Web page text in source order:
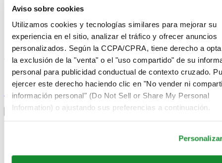
Aviso sobre cookies
Utilizamos cookies y tecnologías similares para mejorar su
experiencia en el sitio, analizar el tráfico y ofrecer anuncios
personalizados. Según la CCPA/CPRA, tiene derecho a
la exclusión de la "venta" o el "uso compartido" de su
personal para publicidad conductual de contexto cruzado.
ejercer este derecho haciendo clic en "No vender ni
información personal" (Do Not Sell or Share My Personal
Information) o ajustando sus preferencias a continuación.
Aviso de privacidad
Condiciones de venta
Desistimiento del contrato
Sistema de información
Únase al club Certina
Suscríbase para recibir información exclusiva
Suscríbase
Seleccionar país/región
Alternador de idioma
Dutch